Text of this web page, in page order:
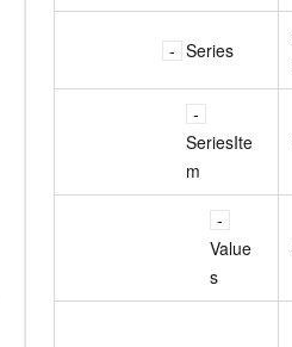
Series
SeriesIte
m
Value
s